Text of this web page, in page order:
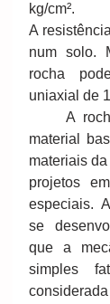
kg/cm².
A
num solo.
rocha
uniaxial de
     A rocha, como o solo, é um
material
materiais
projetos
especiais.
se
que a
simples